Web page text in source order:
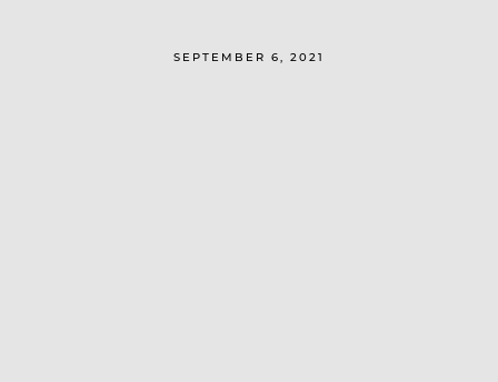
SEPTEMBER 6, 2021